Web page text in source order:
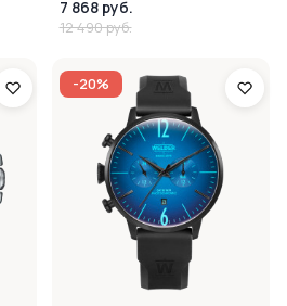
7 868 руб.
12 490 руб.
-20%